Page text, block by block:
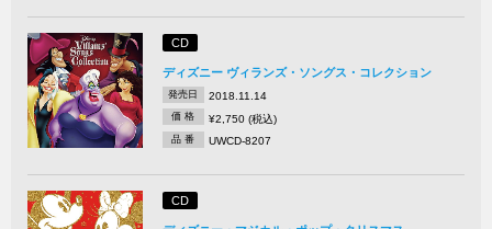
CD
ディズニー ヴィランズ・ソングス・コレクション
発売日 2018.11.14
価 格 ¥2,750 (税込)
品 番 UWCD-8207
CD